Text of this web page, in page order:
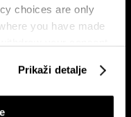
choices are only
you have made
Prikaži detalje
bi kava mogla ostati skupa
dvije godine